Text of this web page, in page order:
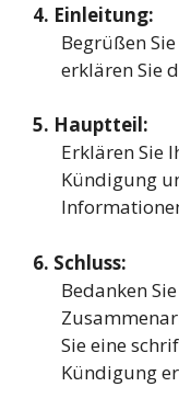
4. Einleitung:
Begrüßen
erklären Sie
5. Hauptteil:
Erklären Sie
Kündigung
6. Schluss:
Bedanken
Sie eine
Kündigung